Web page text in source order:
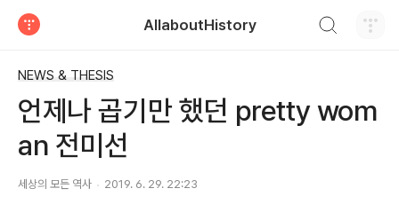
AllaboutHistory
NEWS & THESIS
언제나 곱기만 했던 pretty wom
an 전미선
세상의 모든 역사 2019. 6. 29. 22:23